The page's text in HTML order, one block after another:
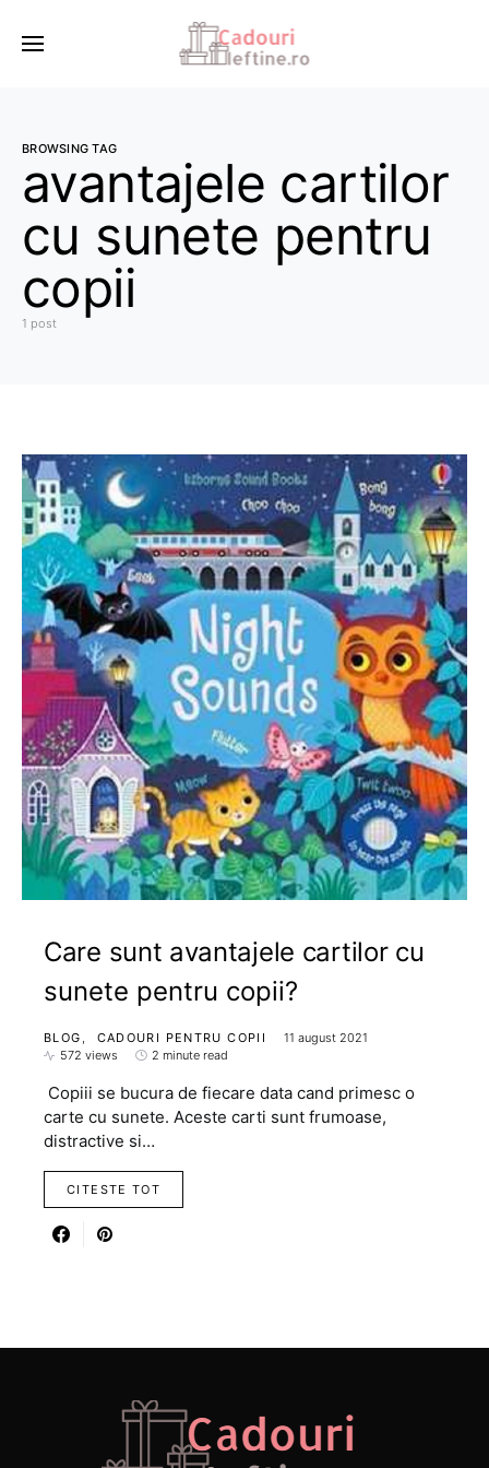
BROWSING TAG
avantajele cartilor
cu sunete pentru
copii
1 post
Care sunt avantajele cartilor cu
sunete pentru copii?
BLOG CADOURI PENTRU COPII
11 august 2021
572 views
2 minute read
Copiii se bucura de fiecare data cand primesc o
carte cu sunete. Aceste carti sunt frumoase,
distractive si…
CITESTE TOT